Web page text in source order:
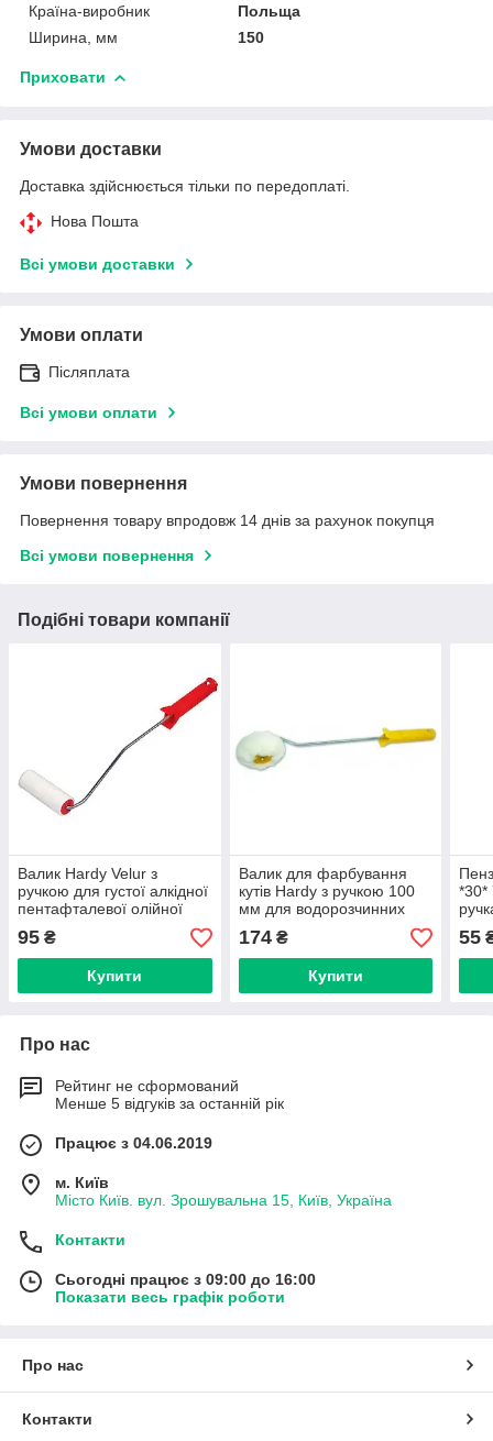
Країна-виробник
Польща
Ширина, мм
150
Приховати
Умови доставки
Доставка здійснюється тільки по передоплаті.
Нова Пошта
Всі умови доставки
Умови оплати
Післяплата
Всі умови оплати
Умови повернення
Повернення товару впродовж 14 днів за рахунок покупця
Всі умови повернення
Подібні товари компанії
Валик Hardy Velur з
ручкою для густої алкідної
пентафталевої олійної
фарби 30 х 100 мм
95 ₴
Купити
Валик для фарбування
кутів Hardy з ручкою 100
мм для водорозчинних
дисперсійних фарб
174₴
Купити
*30*
55
Про нас
Рейтинг не сформований
Менше 5 відгуків за останній рік
Працює з 04.06.2019
м. Київ
Місто Київ. вул. Зрошувальна 15, Київ, Україна
Контакти
Сьогодні працює з 09:00 до 16:00
Показати весь графік роботи
Про нас
Контакти